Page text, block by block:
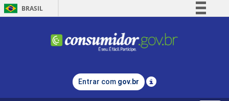
BRASIL
Comunica BR
Legislação
Entrar com gov.br